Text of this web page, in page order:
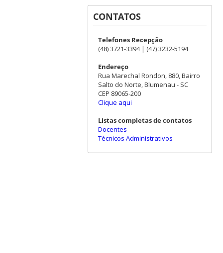
CONTATOS
Telefones Recepção
(48) 3721-3394 | (47) 3232-5194
Endereço
Rua Marechal Rondon, 880, Bairro
Salto do Norte, Blumenau - SC
CEP 89065-200
Clique aqui
Listas completas de contatos
Docentes
Técnicos Administrativos